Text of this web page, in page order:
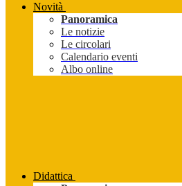
Novità
Panoramica
Le notizie
Le circolari
Calendario eventi
Albo online
Didattica